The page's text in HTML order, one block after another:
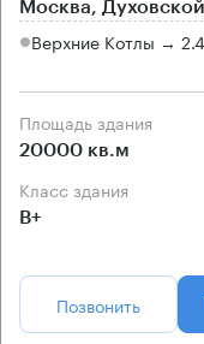
Москва,
Верхние Котлы →
Площадь здания
20000 кв.м
Класс здания
B+
Позвонить